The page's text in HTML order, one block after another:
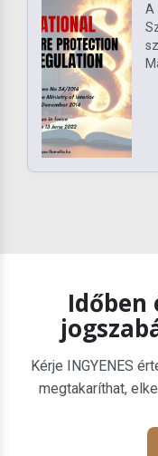
A
Kérje INGYENES
megtakaríthat,